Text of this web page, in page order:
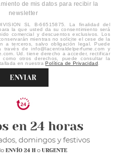
de mis datos para recibir la
newsletter
SL B-66515875. La finalidad del
la que usted da su consentimiento será
comercial y descuentos exclusivos. Los
mientras no solicite el cese de la
a terceros, salvo obligación legal. Puede
de info@lacentraldelperfume.com y
Ud. tiene derecho a acceder, rectificar
otros derechos, puede consultar la
en nuestraPolítica de Privacidad
ENVIAR